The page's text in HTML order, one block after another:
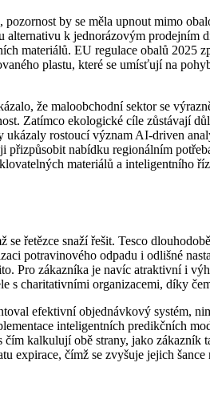
by se měla upnout mimo
k jednorázovým prodejním
materiálů. EU regulace obalů
plastu, které se umísťují na
že maloobchodní sektor se
Zatímco ekologické cíle zůstávají
rostoucí význam AI-driven
přizpůsobit nabídku regionálním
materiálů a inteligentního
řetězce snaží řešit. Tesco
potravinového odpadu i odlišné
Pro zákazníka je navíc atraktivní i
s charitativními organizacemi, díky
efektivní objednávkový systém,
inteligentních predikčních
kalkulují obě strany, jako
expirace, čímž se zvyšuje jejich